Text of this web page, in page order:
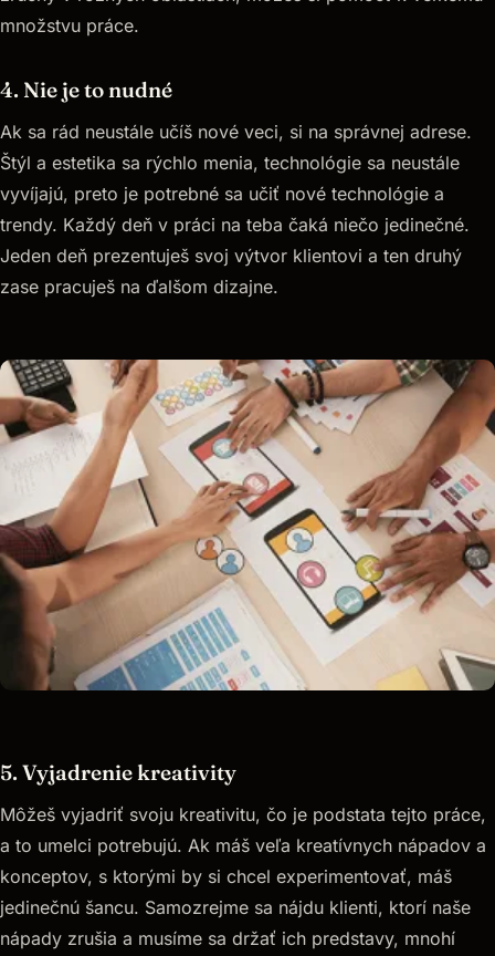
množstvu práce.
4. Nie je to nudné
Ak sa rád neustále učíš nové veci, si na správnej adrese.
Štýl a estetika sa rýchlo menia, technológie sa neustále
vyvíjajú, preto je potrebné sa učiť nové technológie a
trendy. Každý deň v práci na teba čaká niečo jedinečné.
Jeden deň prezentuješ svoj výtvor klientovi a ten druhý
zase pracuješ na ďalšom dizajne.
5. Vyjadrenie kreativity
Môžeš vyjadriť svoju kreativitu, čo je podstata tejto práce,
a to umelci potrebujú. Ak máš veľa kreatívnych nápadov a
konceptov, s ktorými by si chcel experimentovať, máš
jedinečnú šancu. Samozrejme sa nájdu klienti, ktorí naše
nápady zrušia a musíme sa držať ich predstavy, mnohí